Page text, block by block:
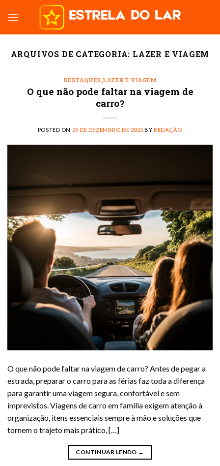
ARQUIVOS DE CATEGORIA: LAZER E VIAGEM
DESTAQUES,LAZER E VIAGEM
O que não pode faltar na viagem de
carro?
POSTED ON 29 DE DEZEMBRO DE 2025 BYREDAÇÃO
O que não pode faltar na viagem de carro? Antes de pegar a
estrada, preparar o carro para as férias faz toda a diferença
para garantir uma viagem segura, confortável e sem
imprevistos. Viagens de carro em família exigem atenção à
organização, itens essenciais sempre à mão e soluções que
tornem o trajeto mais prático, […]
CONTINUAR LENDO →